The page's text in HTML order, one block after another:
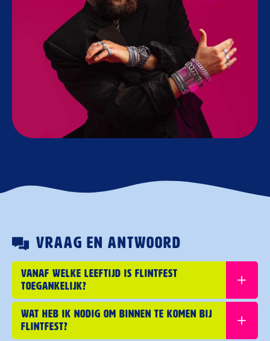
Vraag en antwoord
Vanaf welke leeftijd is Flintfest
toegankelijk?
Wat heb ik nodig om binnen te komen bij
Flintfest?